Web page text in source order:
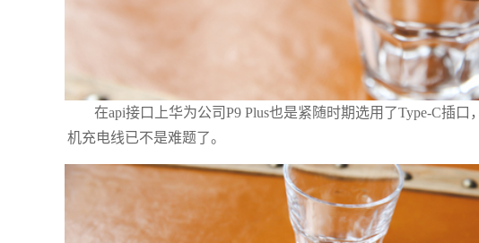
在api接口上华为公司P9 Plus也是紧随时期选用了Type-C插
机充电线已不是难题了。